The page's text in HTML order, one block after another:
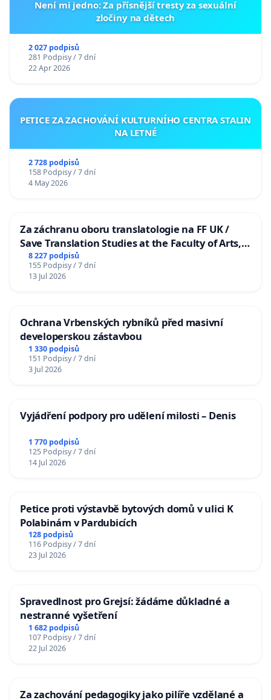
Není mi jedno: Za přísnější tresty za sexuální
zločiny na dětech
2 027 podpisů
281 Podpisy / 7 dní
22 Apr 2026
PETICE ZA ZACHOVÁNÍ KULTURNÍHO CENTRA STALIN
NA LETNÉ
2 728 podpisů
158 Podpisy / 7 dní
4 May 2026
Za záchranu oboru translatologie na FF UK /
Save Translation Studies at the Faculty of Arts,
Charles University
8 227 podpisů
155 Podpisy / 7 dní
13 Jul 2026
Ochrana Vrbenských rybníků před masivní
developerskou zástavbou
1 330 podpisů
151 Podpisy / 7 dní
3 Jul 2026
Vyjádření podpory pro udělení milosti – Denis
1 770 podpisů
125 Podpisy / 7 dní
14 Jul 2026
Petice proti výstavbě bytových domů v ulici K
Polabinám v Pardubicích
128 podpisů
116 Podpisy / 7 dní
23 Jul 2026
Spravedlnost pro Grejsí: žádáme důkladné a
nestranné vyšetření
1 682 podpisů
107 Podpisy / 7 dní
22 Jul 2026
Za zachování pedagogiky jako pilíře vzdělané a